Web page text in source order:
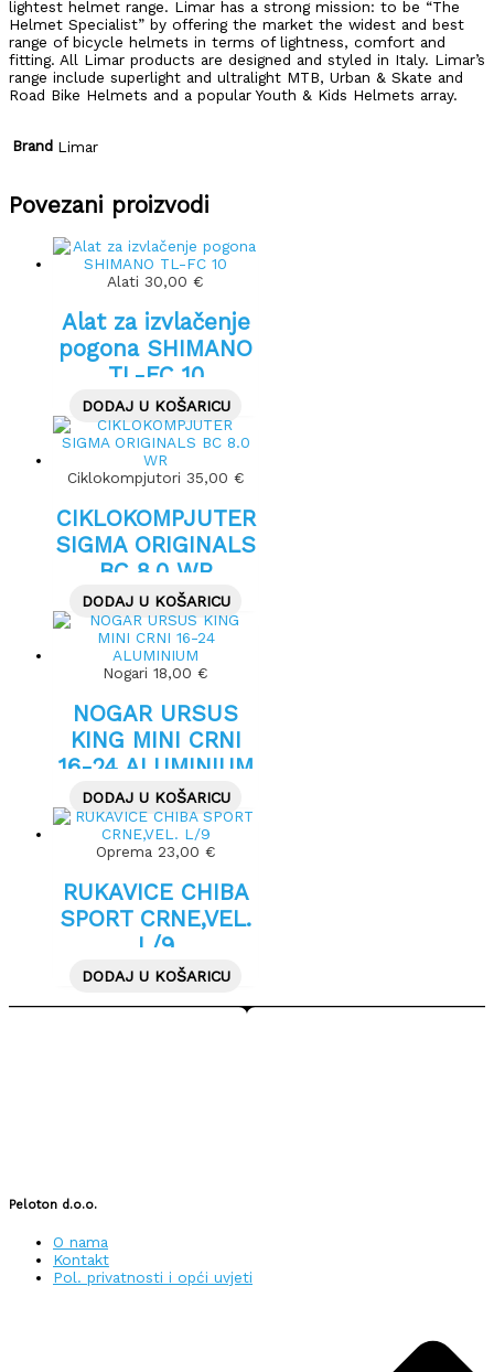
lightest helmet range. Limar has a strong mission: to be “The
Helmet Specialist” by offering the market the widest and best
range of bicycle helmets in terms of lightness, comfort and
fitting. All Limar products are designed and styled in Italy. Limar’s
range include superlight and ultralight MTB, Urban & Skate and
Road Bike Helmets and a popular Youth & Kids Helmets array.
Brand Limar
Povezani proizvodi
Alati 30,00 €
Alat za izvlačenje
pogona SHIMANO
TL-FC 10
DODAJ U KOŠARICU
Ciklokompjutori 35,00 €
CIKLOKOMPJUTER
SIGMA ORIGINALS
BC 8.0 WR
DODAJ U KOŠARICU
Nogari 18,00 €
NOGAR URSUS
KING MINI CRNI
16-24 ALUMINIUM
DODAJ U KOŠARICU
Oprema 23,00 €
RUKAVICE CHIBA
SPORT CRNE,VEL.
L/9
DODAJ U KOŠARICU
Peloton d.o.o.
O nama
Kontakt
Pol. privatnosti i opći uvjeti